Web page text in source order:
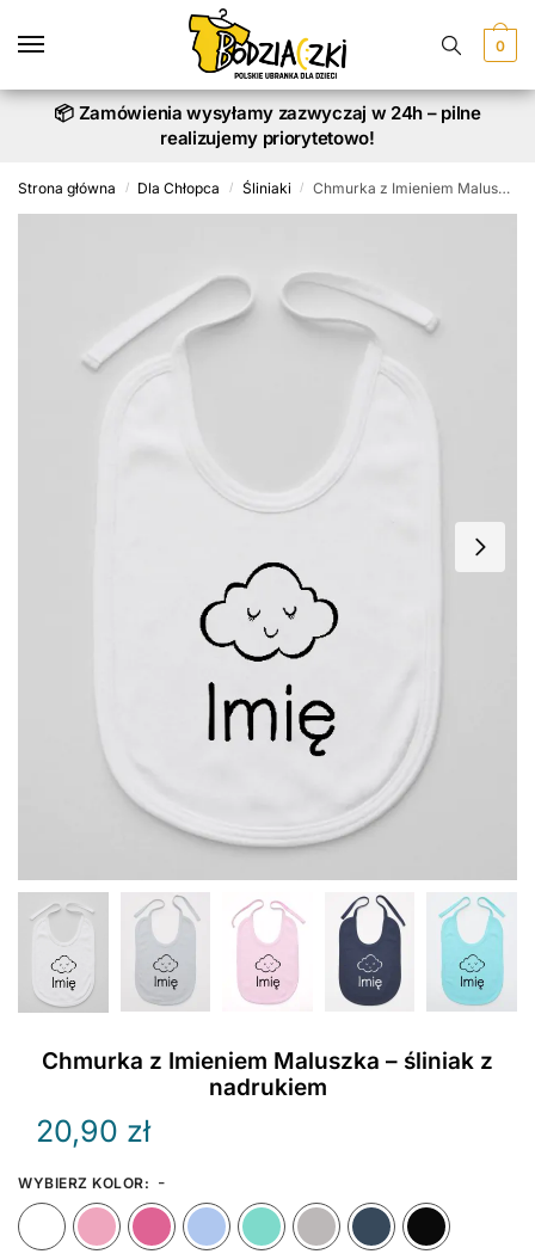
0
📦 Zamówienia wysyłamy zazwyczaj w 24h – pilne
realizujemy priorytetowo!
Strona główna / Dla Chłopca / Śliniaki / Chmurka z Imieniem Maluszka – śliniak z nadrukiem
Chmurka z Imieniem Maluszka – śliniak z
nadrukiem
20,90 zł
WYBIERZ KOLOR: -
Biały
Różowy Ciemny Różowy
Błękitny MiętowySzary